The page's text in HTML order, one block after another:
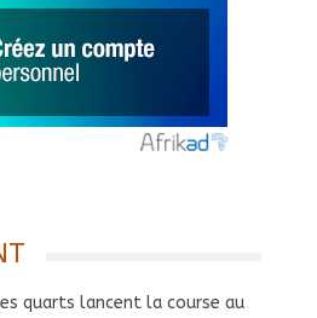
quarts lancent la course au